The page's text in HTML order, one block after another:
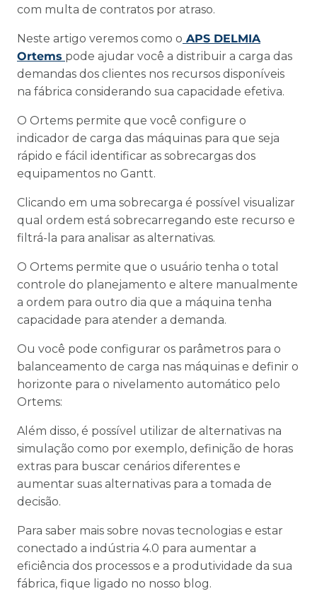
com multa de contratos por atraso.
Neste artigo veremos como o APS DELMIA
Ortems pode ajudar você a distribuir a carga das
demandas dos clientes nos recursos disponíveis
na fábrica considerando sua capacidade efetiva.
O Ortems permite que você configure o
indicador de carga das máquinas para que seja
rápido e fácil identificar as sobrecargas dos
equipamentos no Gantt.
Clicando em uma sobrecarga é possível visualizar
qual ordem está sobrecarregando este recurso e
filtrá-la para analisar as alternativas.
O Ortems permite que o usuário tenha o total
controle do planejamento e altere manualmente
a ordem para outro dia que a máquina tenha
capacidade para atender a demanda.
Ou você pode configurar os parâmetros para o
balanceamento de carga nas máquinas e definir o
horizonte para o nivelamento automático pelo
Ortems:
Além disso, é possível utilizar de alternativas na
simulação como por exemplo, definição de horas
extras para buscar cenários diferentes e
aumentar suas alternativas para a tomada de
decisão.
Para saber mais sobre novas tecnologias e estar
conectado a indústria 4.0 para aumentar a
eficiência dos processos e a produtividade da sua
fábrica, fique ligado no nosso blog.